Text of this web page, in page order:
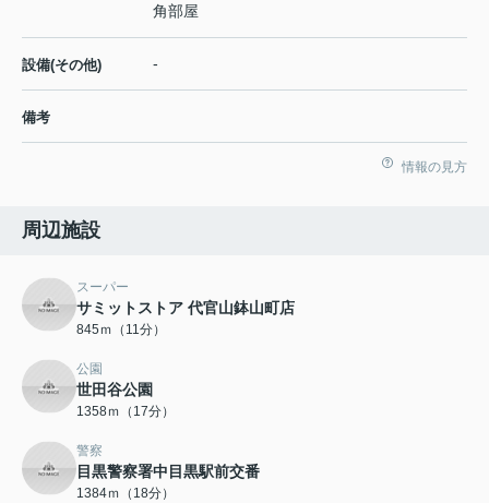
角部屋
設備(その他) -
備考
情報の見方
周辺施設
スーパー
サミットストア 代官山鉢山町店
845ｍ（11分）
公園
世田谷公園
1358ｍ（17分）
警察
目黒警察署中目黒駅前交番
1384ｍ（18分）